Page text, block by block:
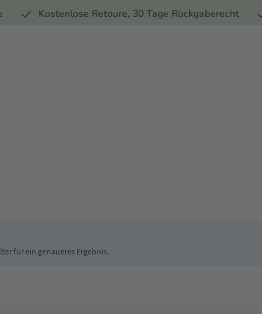
Kostenlose Retoure, 30 Tage Rückgaberecht
für ein genaueres Ergebnis.